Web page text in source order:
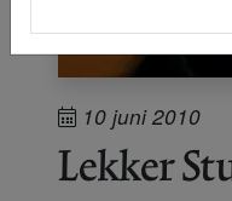
10 juni 2010
Lekker